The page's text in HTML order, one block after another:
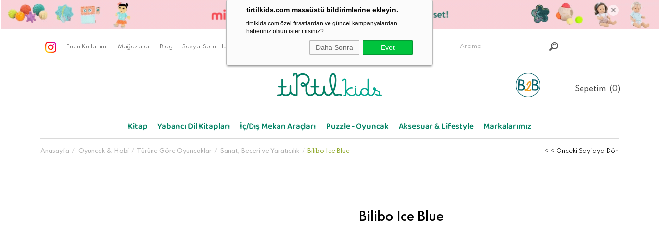
tirtilkids.com masaüstü bildirimlerine ekleyin.
tirtilkids.com özel fırsatlardan ve güncel kampanyalardan
haberiniz olsun ister misiniz?
Daha Sonra Evet
Puan Kullanımı Mağazalar Blog Sosyal Sorumluluk
Sepetim 0
Kitap Yabancı Dil Kitapları İç/Dış Mekan Araçları Puzzle - Oyuncak Aksesuar & Lifestyle Markalarımız
Anasayfa Oyuncak & Hobi Türüne Göre Oyuncaklar Sanat, Beceri ve Yaratıcılık Bilibo Ice Blue < < Önceki Sayfaya Dön
Bilibo Ice Blue